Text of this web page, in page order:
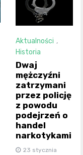
Aktualności ,
Historia
Dwaj
mężczyźni
zatrzymani
przez policję
z powodu
podejrzeń o
handel
narkotykami
23 stycznia